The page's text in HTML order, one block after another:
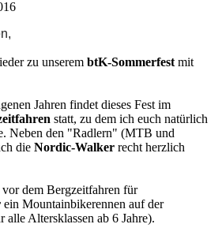
zu unserem btK-Sommerfest mit
Jahren findet dieses Fest im
statt, zu dem ich euch natürlich
Neben den "Radlern" (MTB und
die Nordic-Walker recht herzlich
dem Bergzeitfahren für
ein Mountainbikerennen auf der
Altersklassen ab 6 Jahre).